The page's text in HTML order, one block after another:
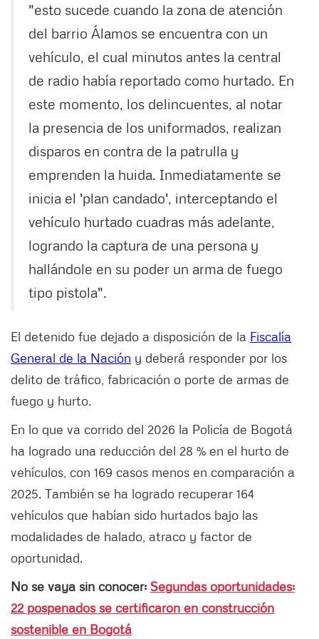
"esto sucede cuando la zona de atención
del barrio Álamos se encuentra con un
vehículo, el cual minutos antes la central
de radio había reportado como hurtado. En
este momento, los delincuentes, al notar
la presencia de los uniformados, realizan
disparos en contra de la patrulla y
emprenden la huida. Inmediatamente se
inicia el 'plan candado', interceptando el
vehículo hurtado cuadras más adelante,
logrando la captura de una persona y
hallándole en su poder un arma de fuego
tipo pistola".
El detenido fue dejado a disposición de la Fiscalía
General de la Nación y deberá responder por los
delito de tráfico, fabricación o porte de armas de
fuego y hurto.
En lo que va corrido del 2026 la Policía de Bogotá
ha logrado una reducción del 28 % en el hurto de
vehículos, con 169 casos menos en comparación a
2025. También se ha logrado recuperar 164
vehículos que habían sido hurtados bajo las
modalidades de halado, atraco y factor de
oportunidad.
No se vaya sin conocer: Segundas oportunidades:
22 pospenados se certificaron en construcción
sostenible en Bogotá